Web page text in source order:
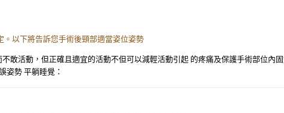
以下將告訴您手術後頸部適當姿位姿勢
敢活動，但正確且適宜的活動不但可以減輕活動引起 的疼痛及保護手術部位
姿勢 平躺睡覺：